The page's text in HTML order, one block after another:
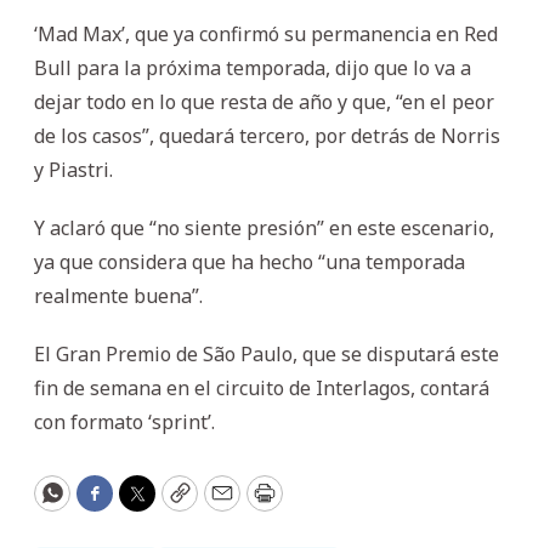
‘Mad Max’, que ya confirmó su permanencia en Red
Bull para la próxima temporada, dijo que lo va a
dejar todo en lo que resta de año y que, “en el peor
de los casos”, quedará tercero, por detrás de Norris
y Piastri.
Y aclaró que “no siente presión” en este escenario,
ya que considera que ha hecho “una temporada
realmente buena”.
El Gran Premio de São Paulo, que se disputará este
fin de semana en el circuito de Interlagos, contará
con formato ‘sprint’.
WhatsApp
Facebook
Twitter
CopyEmailPrint